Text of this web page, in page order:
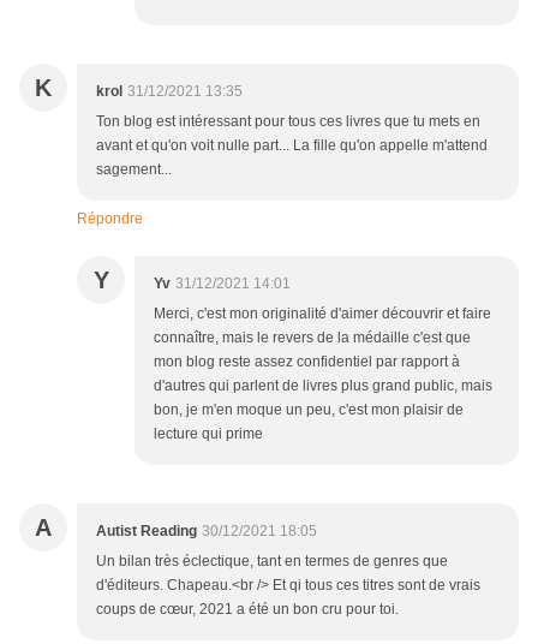
K krol 31/12/2021 13:35
Ton blog est intéressant pour tous ces livres que tu mets en
avant et qu'on voit nulle part... La fille qu'on appelle m'attend
sagement...
Répondre
Y Yv 31/12/2021 14:01
Merci, c'est mon originalité d'aimer découvrir et faire
connaître, mais le revers de la médaille c'est que
mon blog reste assez confidentiel par rapport à
d'autres qui parlent de livres plus grand public, mais
bon, je m'en moque un peu, c'est mon plaisir de
lecture qui prime
A Autist Reading 30/12/2021 18:05
Un bilan très éclectique, tant en termes de genres que
d'éditeurs. Chapeau.<br /> Et qi tous ces titres sont de vrais
coups de cœur, 2021 a été un bon cru pour toi.